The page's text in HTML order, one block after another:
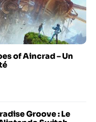
of Aincrad – Un
Groove : Le